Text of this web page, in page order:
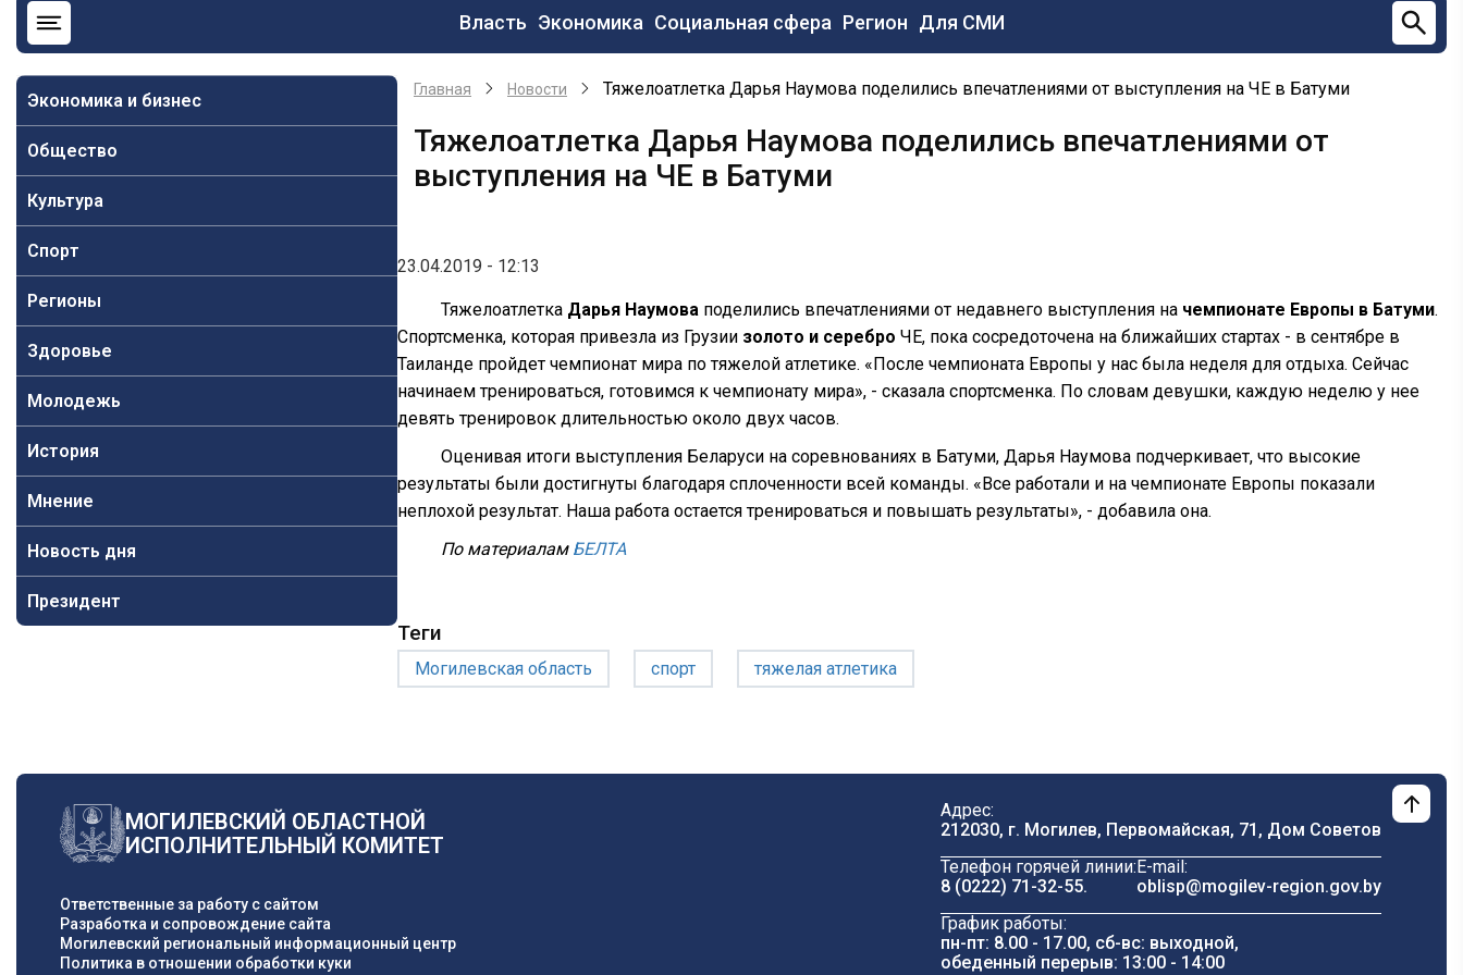
Основная
навигация
Власть Экономика Социальная сфера Регион Для СМИ
Экономика и бизнес
Общество
Культура
Спорт
Регионы
Здоровье
Молодежь
История
Мнение
Новость дня
Президент
Главная Новости Тяжелоатлетка Дарья Наумова поделились впечатлениями от выступления на ЧЕ в Батуми
Тяжелоатлетка Дарья Наумова поделились впечатлениями от
выступления на ЧЕ в Батуми
23.04.2019 - 12:13
Тяжелоатлетка Дарья Наумова поделились впечатлениями от недавнего выступления на чемпионате Европы в Батуми.
Спортсменка, которая привезла из Грузии золото и серебро ЧЕ, пока сосредоточена на ближайших стартах - в сентябре в
Таиланде пройдет чемпионат мира по тяжелой атлетике. «После чемпионата Европы у нас была неделя для отдыха. Сейчас
начинаем тренироваться, готовимся к чемпионату мира», - сказала спортсменка. По словам девушки, каждую неделю у нее
девять тренировок длительностью около двух часов.
Оценивая итоги выступления Беларуси на соревнованиях в Батуми, Дарья Наумова подчеркивает, что высокие
результаты были достигнуты благодаря сплоченности всей команды. «Все работали и на чемпионате Европы показали
неплохой результат. Наша работа остается тренироваться и повышать результаты», - добавила она.
По материалам БЕЛТА
Теги
Могилевская область спорт тяжелая атлетика
МОГИЛЕВСКИЙ ОБЛАСТНОЙ
ИСПОЛНИТЕЛЬНЫЙ КОМИТЕТ
Ответственные за работу с сайтом
Разработка и сопровождение сайта
Могилевский региональный информационный центр
Политика в отношении обработки куки
Адрес:
212030, г. Могилев, Первомайская, 71, Дом Cоветов
Телефон горячей линии:
8 (0222) 71-32-55.
E-mail:
oblisp@mogilev-region.gov.by
График работы:
пн-пт: 8.00 - 17.00, сб-вс: выходной,
обеденный перерыв: 13:00 - 14:00